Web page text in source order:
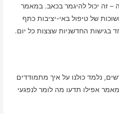
זה יכול להיגמר בכאב. במאמר
של טיפול באי-יציבות כתף
בגישות החדשניות שצצות כל יום.
נלמד כולנו על איך מתמודדים
אפילו תדעו מה לומר לנפגעי